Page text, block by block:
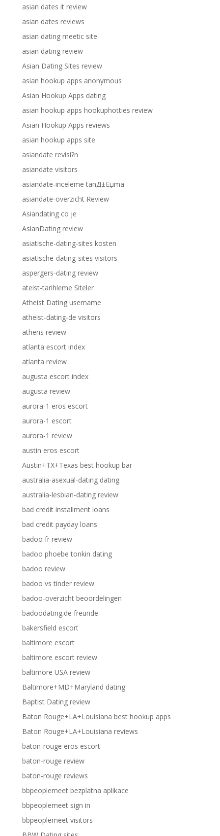
asian dates it review
asian dates reviews
asian dating meetic site
asian dating review
Asian Dating Sites review
asian hookup apps anonymous
Asian Hookup Apps dating
asian hookup apps hookuphotties review
Asian Hookup Apps reviews
asian hookup apps site
asiandate revisi?n
asiandate visitors
asiandate-inceleme tanД±Еџma
asiandate-overzicht Review
Asiandating co je
AsianDating review
asiatische-dating-sites kosten
asiatische-dating-sites visitors
aspergers-dating review
ateist-tarihleme Siteler
Atheist Dating username
atheist-dating-de visitors
athens review
atlanta escort index
atlanta review
augusta escort index
augusta review
aurora-1 eros escort
aurora-1 escort
aurora-1 review
austin eros escort
Austin+TX+Texas best hookup bar
australia-asexual-dating dating
australia-lesbian-dating review
bad credit installment loans
bad credit payday loans
badoo fr review
badoo phoebe tonkin dating
badoo review
badoo vs tinder review
badoo-overzicht beoordelingen
badoodating.de freunde
bakersfield escort
baltimore escort
baltimore escort review
baltimore USA review
Baltimore+MD+Maryland dating
Baptist Dating review
Baton Rouge+LA+Louisiana best hookup apps
Baton Rouge+LA+Louisiana reviews
baton-rouge eros escort
baton-rouge review
baton-rouge reviews
bbpeoplemeet bezplatna aplikace
bbpeoplemeet sign in
bbpeoplemeet visitors